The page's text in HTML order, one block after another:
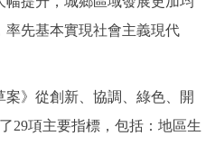
先基本實現社會主義現代
》從創新、協調、綠色、開
29項主要指標，包括：地區生